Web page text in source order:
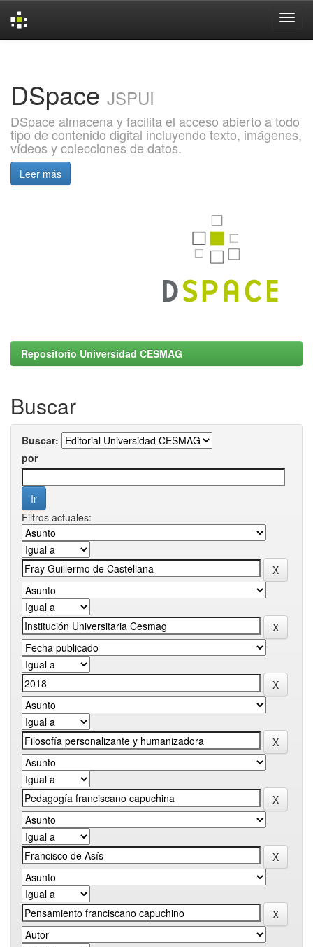
DSpace JSPUI
DSpace almacena y facilita el acceso abierto a todo
tipo de contenido digital incluyendo texto, imágenes,
vídeos y colecciones de datos.
Leer más
Repositorio Universidad CESMAG
Buscar
Buscar:
por
Filtros actuales: